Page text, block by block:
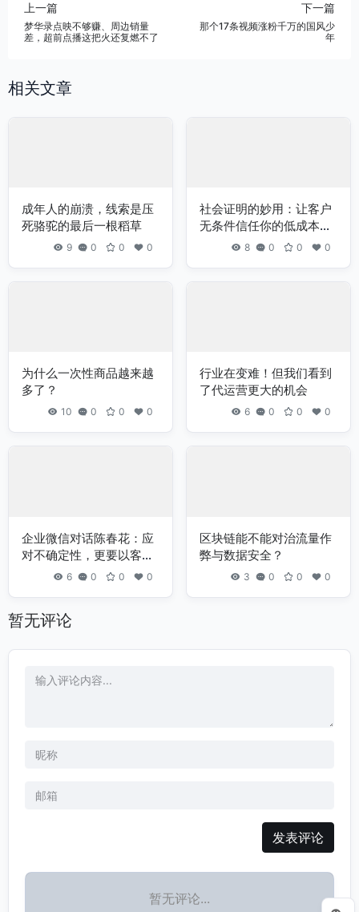
上一篇
梦华录点映不够赚、周边销量
差，超前点播这把火还复燃不了
下一篇
那个17条视频涨粉千万的国风少
年
相关文章
成年人的崩溃，线索是压
死骆驼的最后一根稻草
9 0 0 0
社会证明的妙用：让客户
无条件信任你的低成本方
8 0 0 0
为什么一次性商品越来越
多了？
10 0 0 0
行业在变难！但我们看到
了代运营更大的机会
6 0 0 0
企业微信对话陈春花：应
对不确定性，更要以客户
为中心
6 0 0 0
区块链能不能对治流量作
弊与数据安全？
3 0 0 0
暂无评论
发表评论
暂无评论...